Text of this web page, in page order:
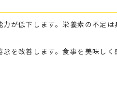
が低下します。栄養素の不足
を改善します。食事を美味し